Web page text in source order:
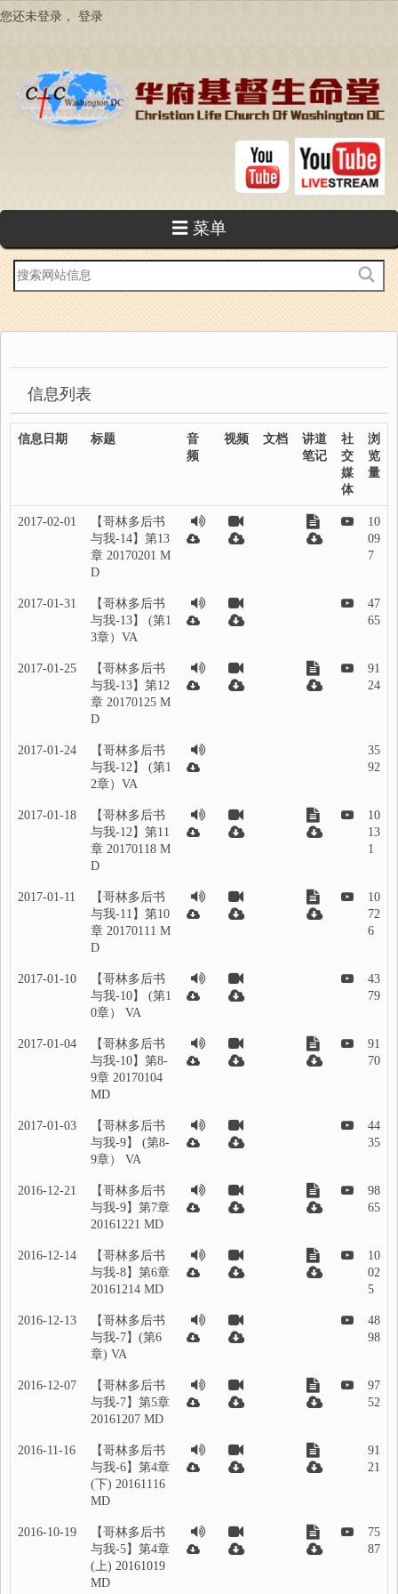
跳
您还未登录， 登录
☰ 菜单
站
内
搜
索
信息列表
信息日期 标题
音
频
视频 文档
讲道
笔记
社
交
媒
体
浏
览
量
2017-02-01
【哥林多后书
与我-14】第13
章 20170201 M
D
10
09
7
2017-01-31
【哥林多后书
与我-13】 (第1
3章）VA
47
65
2017-01-25
【哥林多后书
与我-13】第12
章 20170125 M
D
91
24
2017-01-24
【哥林多后书
与我-12】 (第1
2章）VA
35
92
2017-01-18
【哥林多后书
与我-12】第11
章 20170118 M
D
10
13
1
2017-01-11
【哥林多后书
与我-11】第10
章 20170111 M
D
10
72
6
2017-01-10
【哥林多后书
与我-10】 (第1
0章） VA
43
79
2017-01-04
【哥林多后书
与我-10】第8-
9章 20170104
MD
91
70
2017-01-03
【哥林多后书
与我-9】 (第8-
9章） VA
44
35
2016-12-21
【哥林多后书
与我-9】第7章
20161221 MD
98
65
2016-12-14
【哥林多后书
与我-8】第6章
20161214 MD
10
02
5
2016-12-13
【哥林多后书
与我-7】(第6
章) VA
48
98
2016-12-07
【哥林多后书
与我-7】第5章
20161207 MD
97
52
2016-11-16
【哥林多后书
与我-6】第4章
(下) 20161116
MD
91
21
2016-10-19
【哥林多后书
与我-5】第4章
(上) 20161019
MD
75
87